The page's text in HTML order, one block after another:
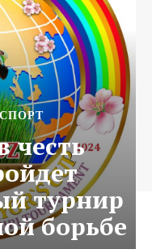
СПОРТ
честь
турнир
борьбе